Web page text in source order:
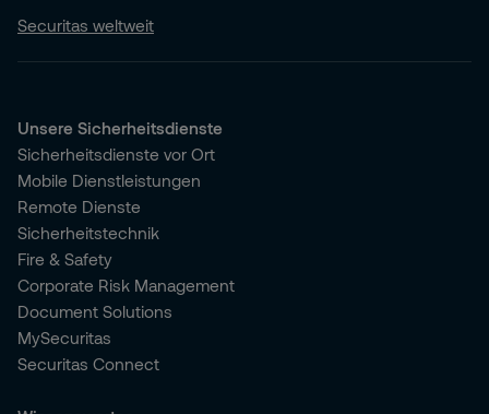
Securitas weltweit
Unsere Sicherheitsdienste
Sicherheitsdienste vor Ort
Mobile Dienstleistungen
Remote Dienste
Sicherheitstechnik
Fire & Safety
Corporate Risk Management
Document Solutions
MySecuritas
Securitas Connect